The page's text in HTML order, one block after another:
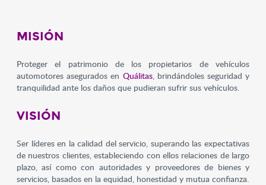
MISIÓN
Proteger el patrimonio de los propietarios de vehículos
automotores asegurados en Quálitas, brindándoles seguridad y
tranquilidad ante los daños que pudieran sufrir sus vehículos.
VISIÓN
Ser líderes en la calidad del servicio, superando las expectativas
de nuestros clientes, estableciendo con ellos relaciones de largo
plazo, así como con autoridades y proveedores de bienes y
servicios, basados en la equidad, honestidad y mutua confianza.